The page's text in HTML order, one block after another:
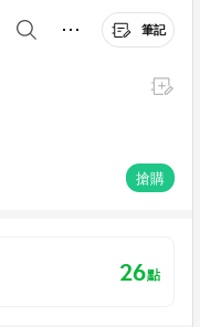
筆記
搶購
26點